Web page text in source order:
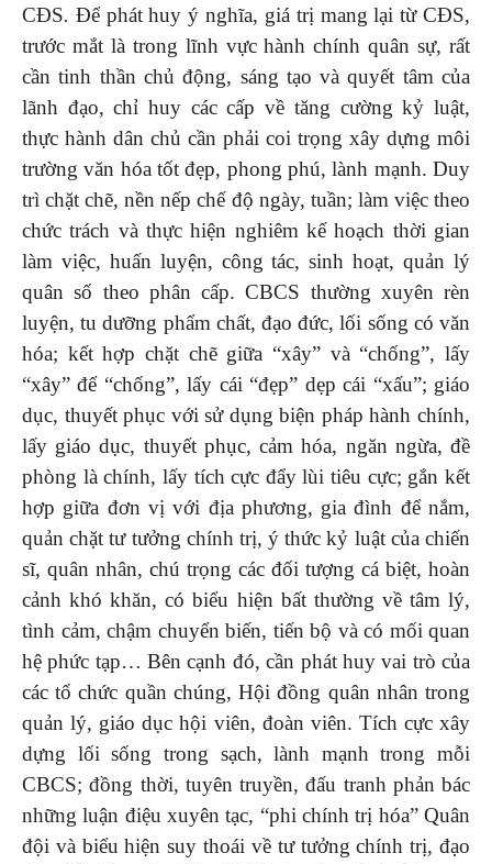
CĐS. Để phát huy ý nghĩa, giá trị mang lại từ CĐS,
trước mắt là trong lĩnh vực hành chính quân sự, rất
cần tinh thần chủ động, sáng tạo và quyết tâm của
lãnh đạo, chỉ huy các cấp về tăng cường kỷ luật,
thực hành dân chủ cần phải coi trọng xây dựng môi
trường văn hóa tốt đẹp, phong phú, lành mạnh. Duy
trì chặt chẽ, nền nếp chế độ ngày, tuần; làm việc theo
chức trách và thực hiện nghiêm kế hoạch thời gian
làm việc, huấn luyện, công tác, sinh hoạt, quản lý
quân số theo phân cấp. CBCS thường xuyên rèn
luyện, tu dưỡng phẩm chất, đạo đức, lối sống có văn
hóa; kết hợp chặt chẽ giữa “xây” và “chống”, lấy
“xây” để “chống”, lấy cái “đẹp” dẹp cái “xấu”; giáo
dục, thuyết phục với sử dụng biện pháp hành chính,
lấy giáo dục, thuyết phục, cảm hóa, ngăn ngừa, đề
phòng là chính, lấy tích cực đẩy lùi tiêu cực; gắn kết
hợp giữa đơn vị với địa phương, gia đình để nắm,
quản chặt tư tưởng chính trị, ý thức kỷ luật của chiến
sĩ, quân nhân, chú trọng các đối tượng cá biệt, hoàn
cảnh khó khăn, có biểu hiện bất thường về tâm lý,
tình cảm, chậm chuyển biến, tiến bộ và có mối quan
hệ phức tạp… Bên cạnh đó, cần phát huy vai trò của
các tổ chức quần chúng, Hội đồng quân nhân trong
quản lý, giáo dục hội viên, đoàn viên. Tích cực xây
dựng lối sống trong sạch, lành mạnh trong mỗi
CBCS; đồng thời, tuyên truyền, đấu tranh phản bác
những luận điệu xuyên tạc, “phi chính trị hóa” Quân
đội và biểu hiện suy thoái về tư tưởng chính trị, đạo